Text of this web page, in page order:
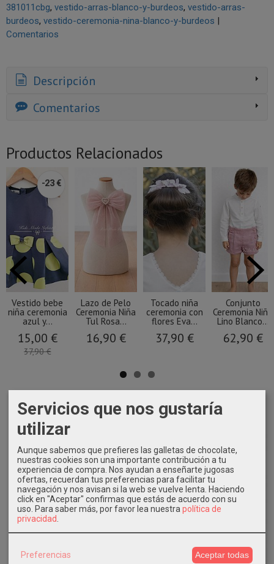
381011cbg vestido-arras-blanco-y-burdeos vestido-arras-
burdeos vestido-ceremonia-nina-blanco-y-burdeos |
Comentarios
Descripción
Comentarios
Productos Relacionados
-23 €
Vestido bebe
niña ceremonia
azul y...
15,00 €
37,90 €
Lazo de Pelo
Ceremonia Niña
Tul Rosa...
16,90 €
Tocado niña
ceremonia con
flores Eva...
37,90 €
Conjunto
Ceremonia Niño
Lino Blanco...
62,90 €
Servicios que nos gustaría
utilizar
Aunque sabemos que prefieres las galletas de chocolate,
nuestras cookies son una importante contribución a tu
experiencia de compra. Nos ayudan a enseñarte jugosas
ofertas, recuerdan tus preferencias para facilitar tu
navegación y nos avisan si la web se vuelve lenta. Haciendo
click en "Aceptar" confirmas que estás de acuerdo con su
uso. Para saber más, por favor lea nuestra política de
privacidad
Preferencias Aceptar todas